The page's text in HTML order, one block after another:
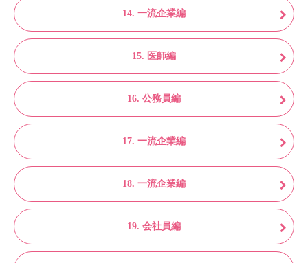
14. 一流企業編
15. 医師編
16. 公務員編
17. 一流企業編
18. 一流企業編
19. 会社員編